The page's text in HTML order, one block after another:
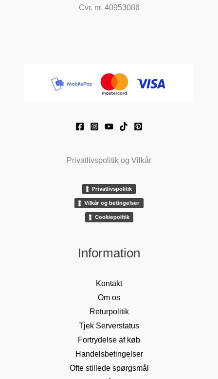
Cvr. nr. 40953086
Privatlivspolitik og Vilkår
Privatlivspolitik
Vilkår og betingelser
Cookiepolitik
Information
Kontakt
Om os
Returpolitik
Tjek Serverstatus
Fortrydelse af køb
Handelsbetingelser
Ofte stillede spørgsmål